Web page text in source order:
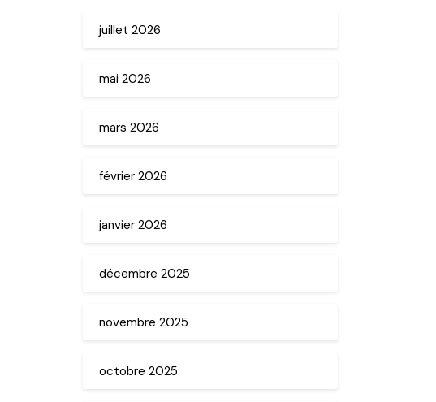
juillet 2026
mai 2026
mars 2026
février 2026
janvier 2026
décembre 2025
novembre 2025
octobre 2025